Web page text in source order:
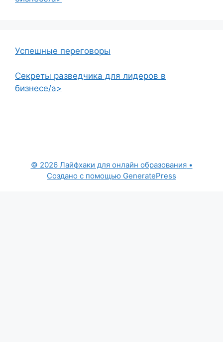
Успешные переговоры
Секреты разведчика для лидеров в
бизнесе/a>
© 2026 Лайфхаки для онлайн образования•
Создано с помощью GeneratePress